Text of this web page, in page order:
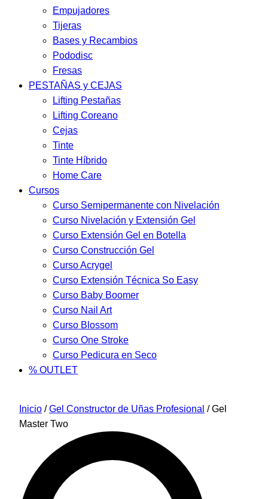
Empujadores
Tijeras
Bases y Recambios
Pododisc
Fresas
PESTAÑAS y CEJAS
Lifting Pestañas
Lifting Coreano
Cejas
Tinte
Tinte Híbrido
Home Care
Cursos
Curso Semipermanente con Nivelación
Curso Nivelación y Extensión Gel
Curso Extensión Gel en Botella
Curso Construcción Gel
Curso Acrygel
Curso Extensión Técnica So Easy
Curso Baby Boomer
Curso Nail Art
Curso Blossom
Curso One Stroke
Curso Pedicura en Seco
% OUTLET
Inicio /Gel Constructor de Uñas Profesional / Gel
Master Two